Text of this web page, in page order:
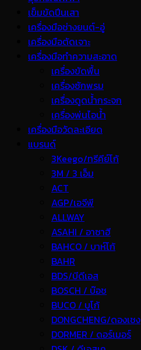
เข็มขัดปีนเสา
เครื่องมือช่างยนต์-อู่
เครื่องมือตัดเจาะ
เครื่องมือทำความสะอาด
เครื่องขัดพื้น
เครื่องซักพรม
เครื่องดูดน้ำกระจก
เครื่องพ่นไอน้ำ
เครื่องมือวัดละเอียด
แบรนด์
3Keego/ทรีคีย์โก้
3M / 3 เอ็ม
ACT
AGP/เอจีพี
ALLWAY
ASAHI / อาซาฮี
BAHCO / บาห์โก้
BAHR
BDS/บีดีเอส
BOSCH / บ๊อช
BUCO / บูโก้
DONGCHENG/ดองเชง
DORMER / ดอร์เมอร์